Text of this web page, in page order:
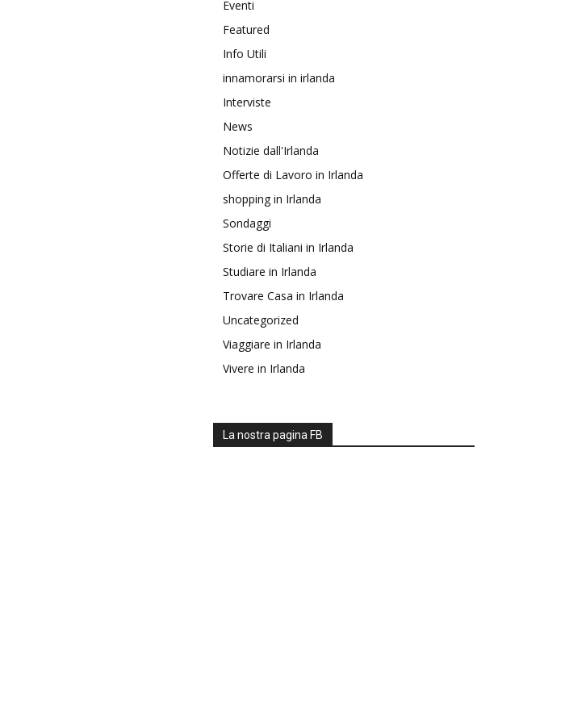
Eventi
Featured
Info Utili
innamorarsi in irlanda
Interviste
News
Notizie dall'Irlanda
Offerte di Lavoro in Irlanda
shopping in Irlanda
Sondaggi
Storie di Italiani in Irlanda
Studiare in Irlanda
Trovare Casa in Irlanda
Uncategorized
Viaggiare in Irlanda
Vivere in Irlanda
La nostra pagina FB